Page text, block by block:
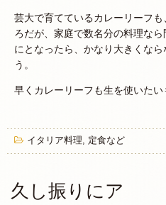
芸大で育てているカレーリーフ
ろだが、家庭で数名分の料理な
にとなったら、かなり大きくな
う。
早くカレーリーフも生を使いたい
イタリア料理, 定食など
久し振りにア